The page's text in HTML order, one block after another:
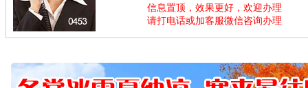
信息置顶，效果更好，欢迎办理
请打电话或加客服微信咨询办理